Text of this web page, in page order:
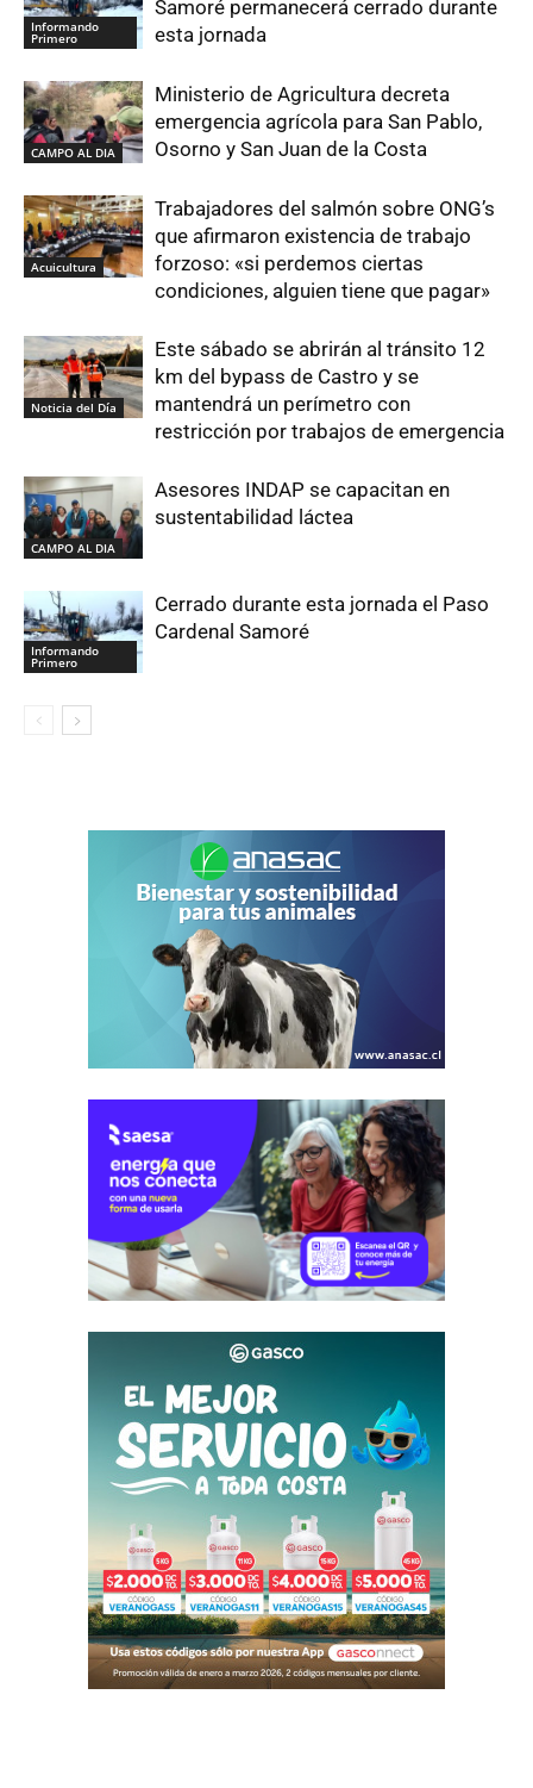
Informando
Primero
Samoré permanecerá cerrado durante
esta jornada
CAMPO AL DIA
Ministerio de Agricultura decreta
emergencia agrícola para San Pablo,
Osorno y San Juan de la Costa
Acuicultura
Trabajadores del salmón sobre ONG’s
que afirmaron existencia de trabajo
forzoso: «si perdemos ciertas
condiciones, alguien tiene que pagar»
Noticia del Día
Este sábado se abrirán al tránsito 12
km del bypass de Castro y se
mantendrá un perímetro con
restricción por trabajos de emergencia
CAMPO AL DIA
Asesores INDAP se capacitan en
sustentabilidad láctea
Informando
Primero
Cerrado durante esta jornada el Paso
Cardenal Samoré